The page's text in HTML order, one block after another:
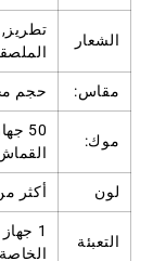
الشعار
مقاس: حجم
موك:
50
لون أكثر من 40 الألوان
التعبئة
1